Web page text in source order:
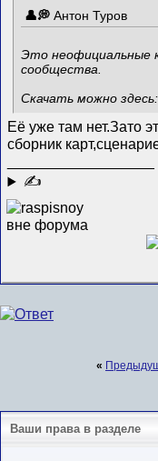
Антон Туров
Это неофициальные
сообщества.
Скачать можно
Её уже там нет.Зато
сборник
✍
«
Ваши права в разделе